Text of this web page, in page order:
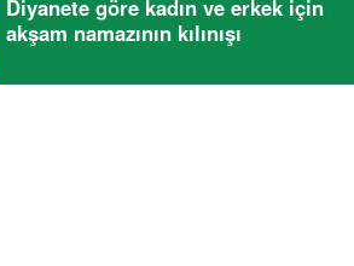
Diyanete göre kadın ve erkek için
akşam namazının kılınışı